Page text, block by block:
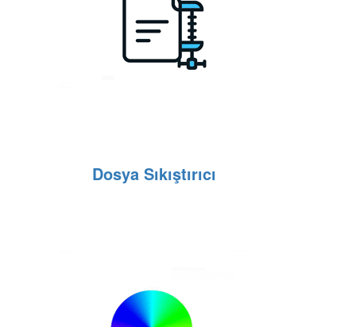
Dosya Sıkıştırıcı